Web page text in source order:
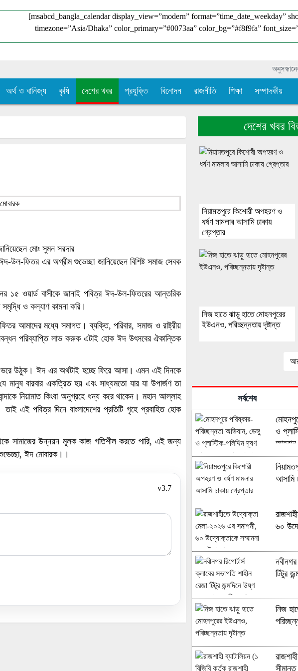
[msabcd_bangla_calendar display_view=”modern” format=”time_date_weekday”
timezone=”Asia/Dhaka” color_primary=”#0073aa” color_bg=”#f8f9fa”
অর্থ ও বানিজ্য কৃষি দেশের খবর প্রযুক্তি বিনোদন রাজনীতি শিক্ষা সম্পাদকীয়
মোঃ সুমন সরদার
উল-ফিতর এর অগ্রীম শুভেচ্ছা জানিয়েছেন বিশিষ্ট সমাজ সেবক
১৫ ওয়ার্ড বাসীকে জানাই পবিত্র ঈদ-উল-ফিতরের আন্তরিক
ও কল্যাণ কামনা করি।
আমাদের মধ্যে সমাগত। ব্যক্তি, পরিবার, সমাজ ও রাষ্ট্রীয়
পরিব্যাপ্তি লাভ করুক এটাই হোক ঈদ উৎসবের ঐকান্তিক
ভরে উঠুক। ঈদ এর অর্থটাই হচ্ছে ফিরে আসা। এমন এই দিনকে
বারবার একত্রিত হয় এবং সাধ্যমতো যার যা উপার্জণ তা
নিয়ামাত কিংবা অনুগ্রহে ধন্য করে থাকেন। মহান আল্লাহ
এই পবিত্র দিনে বাংলাদেশের প্রতিটি গৃহে প্রবাহিত হোক
সামাজের উন্নয়ন মূলক কাজ গতিশীল করতে পারি, এই জন্য
ঈদ মোবারক।।
v3.7
দেশের খবর
নিয়ামতপুরে কিশোরী অপহরণ ও
ধর্ষণ মামলার আসামি ঢাকায়
গ্রেপ্তার
নিজ হাতে ঝাড়ু হাতে মোহনপুরের
ইউএনও, পরিচ্ছন্নতায় দৃষ্টান্ত
সর্বশেষ
ও
আহ্বান
আসামি
৬০
নবীনগর
টিটুর
নিজ